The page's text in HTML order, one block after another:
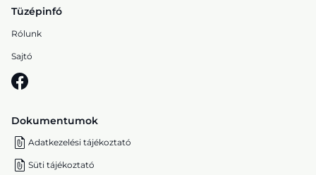
Tüzépinfó
Rólunk
Sajtó
Dokumentumok
Adatkezelési tájékoztató
Süti tájékoztató